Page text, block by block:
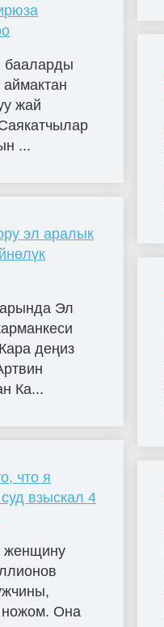
бааларды
жай
...
эл аралык
Эл
деңиз
Ка...
что я
взыскал 4
женщину
ножом. Она